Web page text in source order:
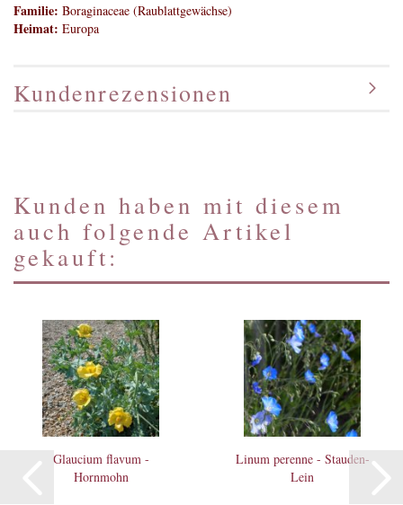
Familie: Boraginaceae (Raublattgewächse)
Heimat: Europa
Kundenrezensionen
Kunden haben mit diesem
auch folgende Artikel
gekauft:
Glaucium flavum -
Hornmohn
Linum perenne - Stauden-
Lein